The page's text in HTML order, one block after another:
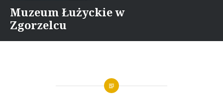
Muzeum Łużyckie w
Zgorzelcu